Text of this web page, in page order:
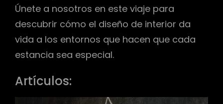
Únete a nosotros en este viaje para
descubrir cómo el diseño de interior da
vida a los entornos que hacen que cada
estancia sea especial.
Artículos: